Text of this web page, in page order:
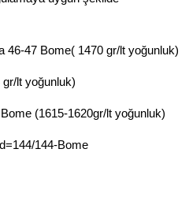
46-47 Bome( 1470 gr/lt yoğunluk)
gr/lt yoğunluk)
(1615-1620gr/lt yoğunluk)
144-Bome